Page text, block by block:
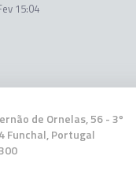
15:04
de Ornelas, 56 - 3º
Funchal, Portugal